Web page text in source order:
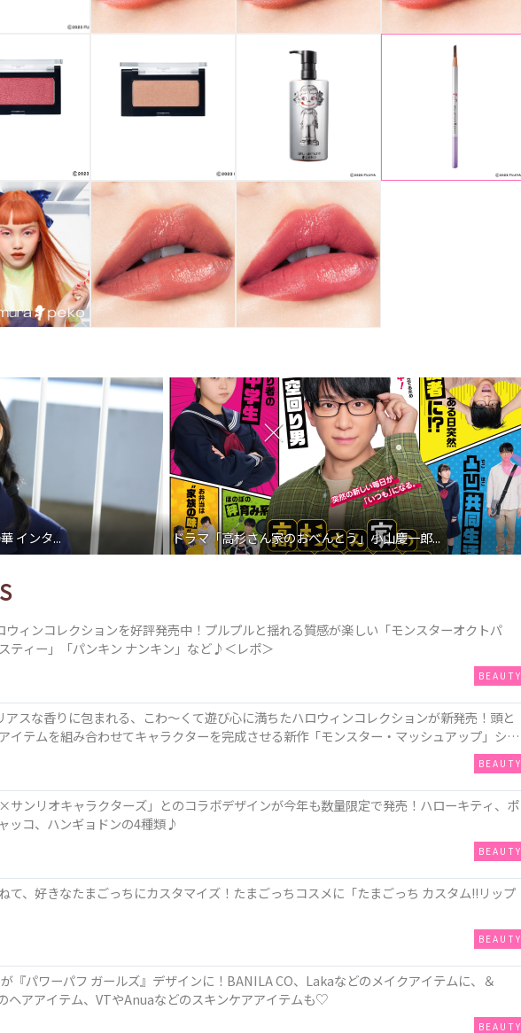
インタ... ドラマ「高杉さん家のおべんとう」小山慶一郎...
ウィンコレクションを好評発売中！プルプルと揺れる質感が楽しい「モンスターオクトパ
ティー」「パンキン ナンキン」など♪＜レポ＞
BEAUTY
アスな香りに包まれる、こわ～くて遊び心に満ちたハロウィンコレクションが新発売！頭と
イテムを組み合わせてキャラクターを完成させる新作「モンスター・マッシュアップ」シリ
BEAUTY
×サンリオキャラクターズ」とのコラボデザインが今年も数量限定で発売！ハローキティ、ポ
ッコ、ハンギョドンの4種類♪
BEAUTY
て、好きなたまごっちにカスタマイズ！たまごっちコスメに「たまごっち カスタム!!リップ
BEAUTY
『パワーパフ ガールズ』デザインに！BANILA CO、Lakaなどのメイクアイテムに、＆
ヘアアイテム、VTやAnuaなどのスキンケアアイテムも♡
BEAUTY